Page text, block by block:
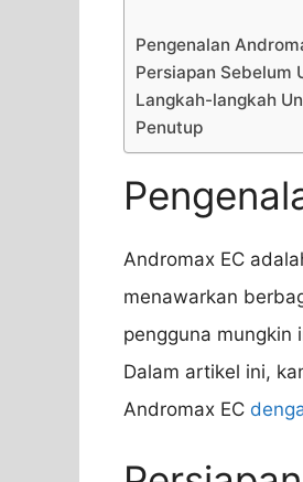
Pengenalan
Persiapan Sebelum
Langkah-langkah
Penutup
Andromax EC
menawarkan
pengguna mungkin
Dalam artikel ini,
Andromax EC